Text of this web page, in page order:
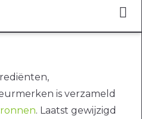
is verzameld
. Laatst gewijzigd